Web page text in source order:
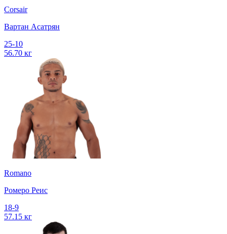
Corsair
Вартан Асатрян
25-10
56.70 кг
Romano
Ромеро Реис
18-9
57.15 кг